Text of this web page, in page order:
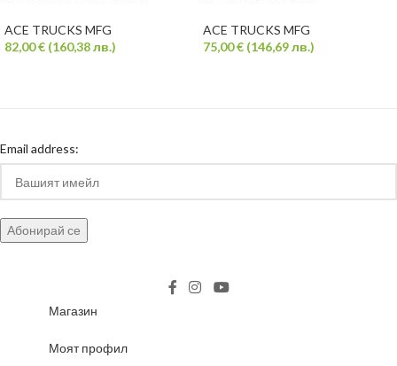
ACE TRUCKS MFG
82,00€ (160,38лв.)
ACE TRUCKS MFG
75,00€ (146,69лв.)
Email address:
Магазин
Моят профил